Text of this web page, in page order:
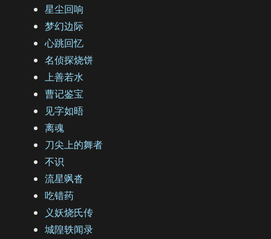
星尘回响
梦幻边际
心跳回忆
名侦探烧饼
上善若水
曹记鉴宝
见字如晤
离魂
刀尖上的舞者
不识
流星飒沓
吃错药
义妖烧氏传
城隍轶闻录